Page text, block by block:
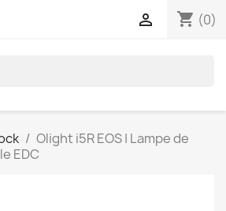
shopping_cart (0)

Olight i5R EOS | Lampe de
EDC